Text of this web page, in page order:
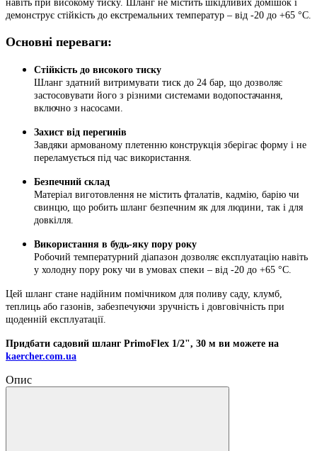
навіть при високому тиску. Шланг не містить шкідливих домішок і
демонструє стійкість до екстремальних температур – від -20 до +65 °C.
Основні переваги:
Стійкість до високого тиску
Шланг здатний витримувати тиск до 24 бар, що дозволяє
застосовувати його з різними системами водопостачання,
включно з насосами.
Захист від перегинів
Завдяки армованому плетенню конструкція зберігає форму і не
переламується під час використання.
Безпечний склад
Матеріал виготовлення не містить фталатів, кадмію, барію чи
свинцю, що робить шланг безпечним як для людини, так і для
довкілля.
Використання в будь-яку пору року
Робочий температурний діапазон дозволяє експлуатацію навіть
у холодну пору року чи в умовах спеки – від -20 до +65 °C.
Цей шланг стане надійним помічником для поливу саду, клумб,
теплиць або газонів, забезпечуючи зручність і довговічність при
щоденній експлуатації.
Придбати садовий шланг PrimoFlex 1/2", 30 м ви можете на
kaercher.com.ua
Опис